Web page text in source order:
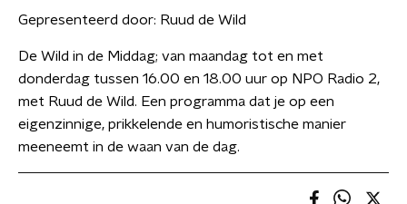
Gepresenteerd door: Ruud de Wild
De Wild in de Middag; van maandag tot en met
donderdag tussen 16.00 en 18.00 uur op NPO Radio 2,
met Ruud de Wild. Een programma dat je op een
eigenzinnige, prikkelende en humoristische manier
meeneemt in de waan van de dag.